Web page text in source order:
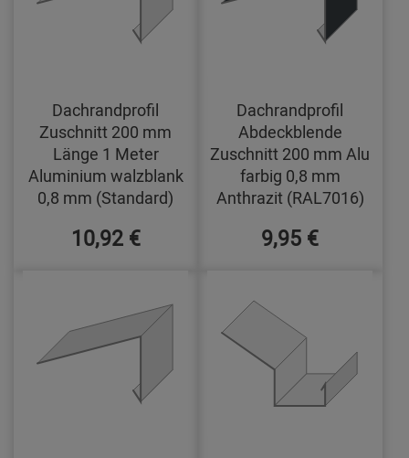
Dachrandprofil
Zuschnitt 200 mm
Länge 1 Meter
Aluminium walzblank
0,8 mm (Standard)
10,92 €
Dachrandprofil
Abdeckblende
Zuschnitt 200 mm Alu
farbig 0,8 mm
Anthrazit (RAL7016)
9,95 €